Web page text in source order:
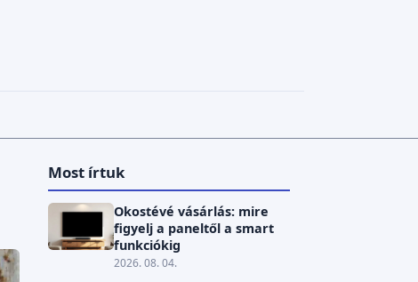
Most írtuk
Okostévé vásárlás: mire
figyelj a paneltől a smart
funkciókig
2026. 08. 04.